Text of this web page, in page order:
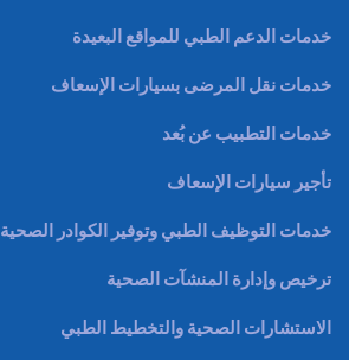
خدمات الدعم الطبي للمواقع البعيدة
خدمات نقل المرضى بسيارات الإسعاف
خدمات التطبيب عن بُعد
تأجير سيارات الإسعاف
خدمات التوظيف الطبي وتوفير الكوادر الصحية
ترخيص وإدارة المنشآت الصحية
الاستشارات الصحية والتخطيط الطبي